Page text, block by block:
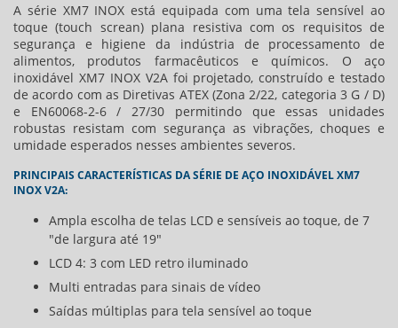
A série XM7 INOX está equipada com uma tela sensível ao
toque (touch screan) plana resistiva com os requisitos de
segurança e higiene da indústria de processamento de
alimentos, produtos farmacêuticos e químicos. O aço
inoxidável XM7 INOX V2A foi projetado, construído e testado
de acordo com as Diretivas ATEX (Zona 2/22, categoria 3 G / D)
e EN60068-2-6 / 27/30 permitindo que essas unidades
robustas resistam com segurança as vibrações, choques e
umidade esperados nesses ambientes severos.
PRINCIPAIS CARACTERÍSTICAS DA SÉRIE DE AÇO INOXIDÁVEL XM7
INOX V2A:
Ampla escolha de telas LCD e sensíveis ao toque, de 7
"de largura até 19"
LCD 4: 3 com LED retro iluminado
Multi entradas para sinais de vídeo
Saídas múltiplas para tela sensível ao toque